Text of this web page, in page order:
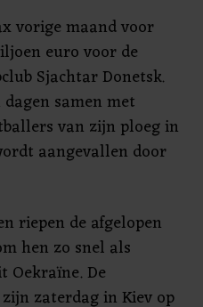
vorige maand voor
euro voor de
Sjachtar Donetsk.
samen met
van zijn ploeg in
aangevallen door
riepen de afgelopen
hen zo snel als
Oekraïne. De
zaterdag in Kiev op